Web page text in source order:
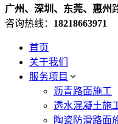
广州、深圳、东莞、惠州
咨询热线： 18218663971
首页
关于我们
服务项目
沥青路面施工
透水混凝土施
陶瓷防滑路面